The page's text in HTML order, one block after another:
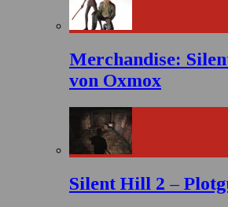
Merchandise:
von Oxmox
Silent Hill 2 –